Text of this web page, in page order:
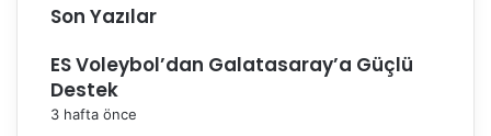
Son Yazılar
ES Voleybol’dan Galatasaray’a Güçlü
Destek
3 hafta önce